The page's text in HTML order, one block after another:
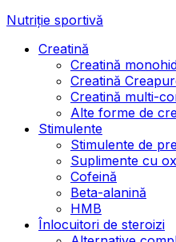
Nutriție sportivă
Creatină
Creatină
Creatină
Creatină multi-
Alte forme de
Stimulente
Stimulente de
Suplimente cu
Cofeină
Beta-alanină
HMB
Înlocuitori de steroizi